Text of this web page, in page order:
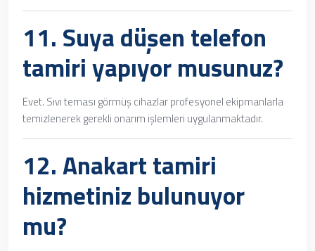
11. Suya düşen telefon
tamiriyapıyor musunuz?
Evet. Sıvı teması görmüş cihazlar profesyonel ekipmanlarla
temizlenerek gerekli onarım işlemleri uygulanmaktadır.
12.Anakart tamiri
hizmetiniz bulunuyor
mu?